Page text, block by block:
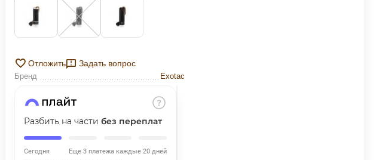
Отложить Задать вопрос
Бренд Exotac
Разбить на части без переплат
Сегодня Еще 3 платежа каждые 20 дней